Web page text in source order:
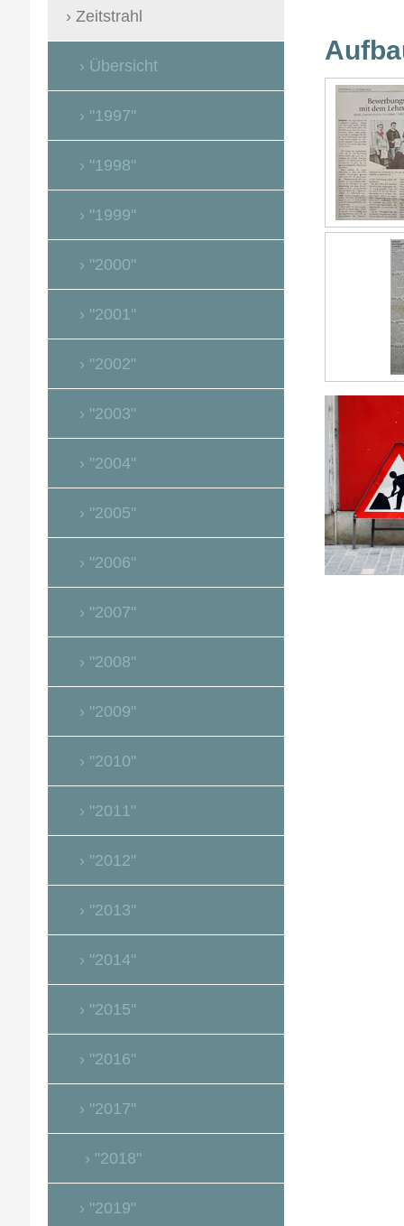
Zeitstrahl
Übersicht
"1997"
"1998"
"1999"
"2000"
"2001"
"2002"
"2003"
"2004"
"2005"
"2006"
"2007"
"2008"
"2009"
"2010"
"2011"
"2012"
"2013"
"2014"
"2015"
"2016"
"2017"
"2018"
"2019"